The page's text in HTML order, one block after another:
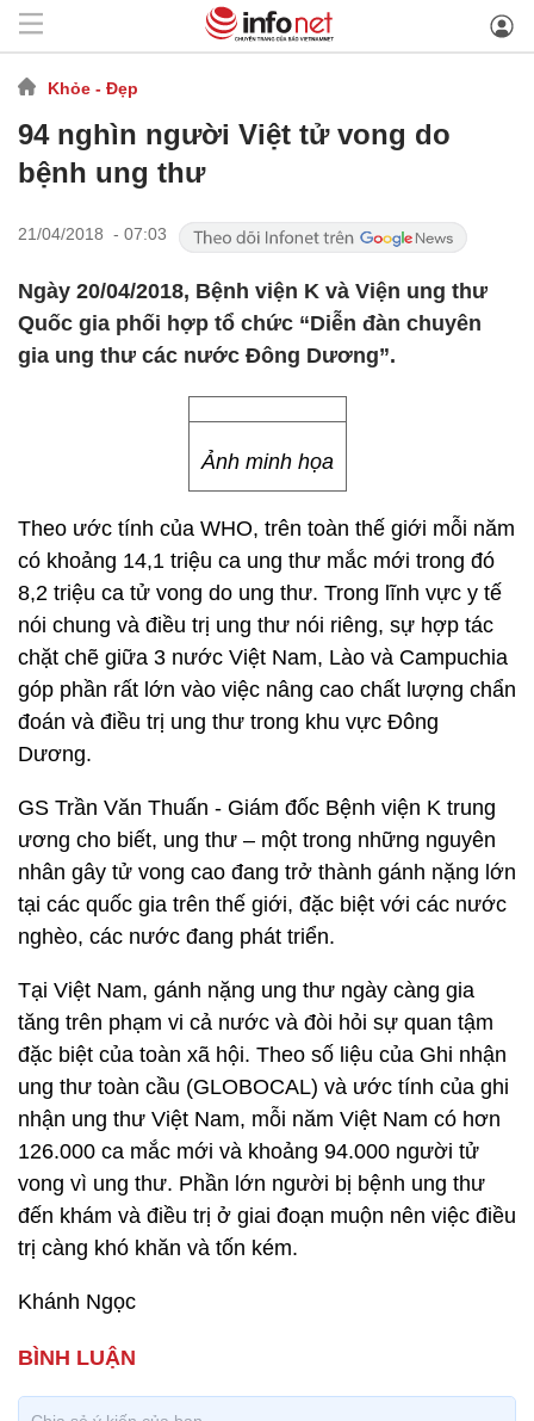
Khỏe - Đẹp
94 nghìn người Việt tử vong do
bệnh ung thư
21/04/2018 - 07:03
Ngày 20/04/2018, Bệnh viện K và Viện ung thư
Quốc gia phối hợp tổ chức “Diễn đàn chuyên
gia ung thư các nước Đông Dương”.
Ảnh minh họa
Theo ước tính của WHO, trên toàn thế giới mỗi năm
có khoảng 14,1 triệu ca ung thư mắc mới trong đó
8,2 triệu ca tử vong do ung thư. Trong lĩnh vực y tế
nói chung và điều trị ung thư nói riêng, sự hợp tác
chặt chẽ giữa 3 nước Việt Nam, Lào và Campuchia
góp phần rất lớn vào việc nâng cao chất lượng chẩn
đoán và điều trị ung thư trong khu vực Đông
Dương.
GS Trần Văn Thuấn - Giám đốc Bệnh viện K trung
ương cho biết, ung thư – một trong những nguyên
nhân gây tử vong cao đang trở thành gánh nặng lớn
tại các quốc gia trên thế giới, đặc biệt với các nước
nghèo, các nước đang phát triển.
Tại Việt Nam, gánh nặng ung thư ngày càng gia
tăng trên phạm vi cả nước và đòi hỏi sự quan tậm
đặc biệt của toàn xã hội. Theo số liệu của Ghi nhận
ung thư toàn cầu (GLOBOCAL) và ước tính của ghi
nhận ung thư Việt Nam, mỗi năm Việt Nam có hơn
126.000 ca mắc mới và khoảng 94.000 người tử
vong vì ung thư. Phần lớn người bị bệnh ung thư
đến khám và điều trị ở giai đoạn muộn nên việc điều
trị càng khó khăn và tốn kém.
Khánh Ngọc